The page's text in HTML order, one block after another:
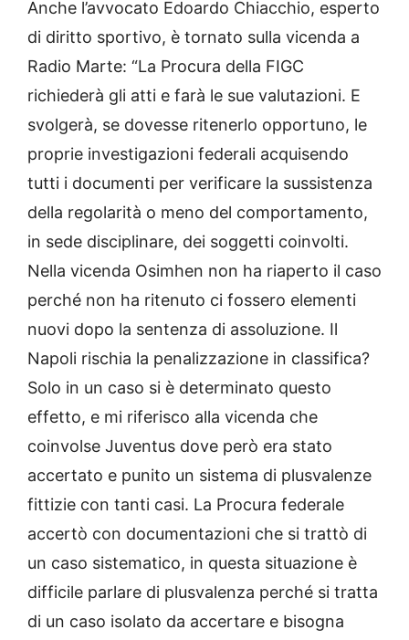
Anche l’avvocato Edoardo Chiacchio, esperto
di diritto sportivo, è tornato sulla vicenda a
Radio Marte: “La Procura della FIGC
richiederà gli atti e farà le sue valutazioni. E
svolgerà, se dovesse ritenerlo opportuno, le
proprie investigazioni federali acquisendo
tutti i documenti per verificare la sussistenza
della regolarità o meno del comportamento,
in sede disciplinare, dei soggetti coinvolti.
Nella vicenda Osimhen non ha riaperto il caso
perché non ha ritenuto ci fossero elementi
nuovi dopo la sentenza di assoluzione. Il
Napoli rischia la penalizzazione in classifica?
Solo in un caso si è determinato questo
effetto, e mi riferisco alla vicenda che
coinvolse Juventus dove però era stato
accertato e punito un sistema di plusvalenze
fittizie con tanti casi. La Procura federale
accertò con documentazioni che si trattò di
un caso sistematico, in questa situazione è
difficile parlare di plusvalenza perché si tratta
di un caso isolato da accertare e bisogna